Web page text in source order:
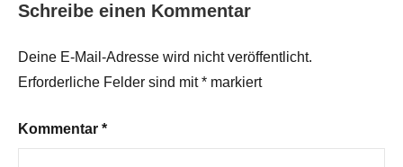
Schreibe einen Kommentar
Deine E-Mail-Adresse wird nicht veröffentlicht.
Erforderliche Felder sind mit* markiert
Kommentar *